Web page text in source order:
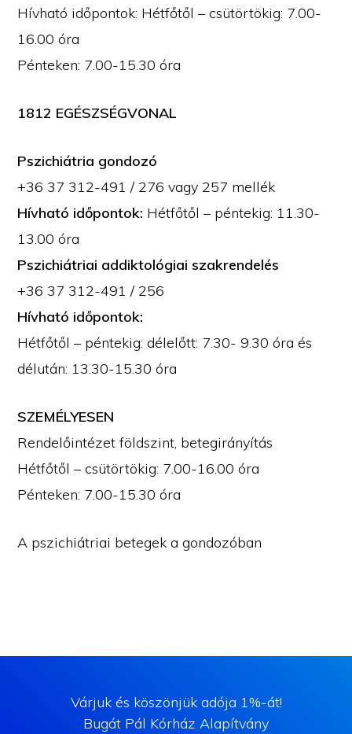
Hívható időpontok: Hétfőtől – csütörtökig: 7.00-
16.00 óra
Pénteken: 7.00-15.30 óra
1812 EGÉSZSÉGVONAL
Pszichiátria gondozó
+36 37 312-491 / 276 vagy 257 mellék
Hívható időpontok: Hétfőtől – péntekig: 11.30-
13.00 óra
Pszichiátriai addiktológiai szakrendelés
+36 37 312-491 / 256
Hívható időpontok:
Hétfőtől – péntekig: délelőtt: 7.30- 9.30 óra és
délután: 13.30-15.30 óra
SZEMÉLYESEN
Rendelőintézet földszint, betegirányítás
Hétfőtől – csütörtökig: 7.00-16.00 óra
Pénteken: 7.00-15.30 óra
A pszichiátriai betegek a gondozóban
Várjuk és köszönjük adója 1%-át!
Bugát Pál Kórház Alapítvány